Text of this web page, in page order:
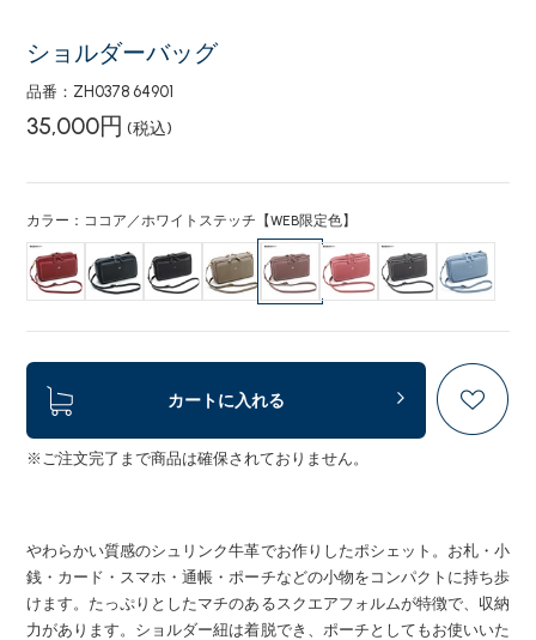
ショルダーバッグ
品番：ZH0378 64901
35,000円 (税込)
カラー：ココア／ホワイトステッチ【WEB限定色】
カートに入れる
※ご注文完了まで商品は確保されておりません。
やわらかい質感のシュリンク牛革でお作りしたポシェット。お札・小
銭・カード・スマホ・通帳・ポーチなどの小物をコンパクトに持ち歩
けます。たっぷりとしたマチのあるスクエアフォルムが特徴で、収納
力があります。ショルダー紐は着脱でき、ポーチとしてもお使いいた